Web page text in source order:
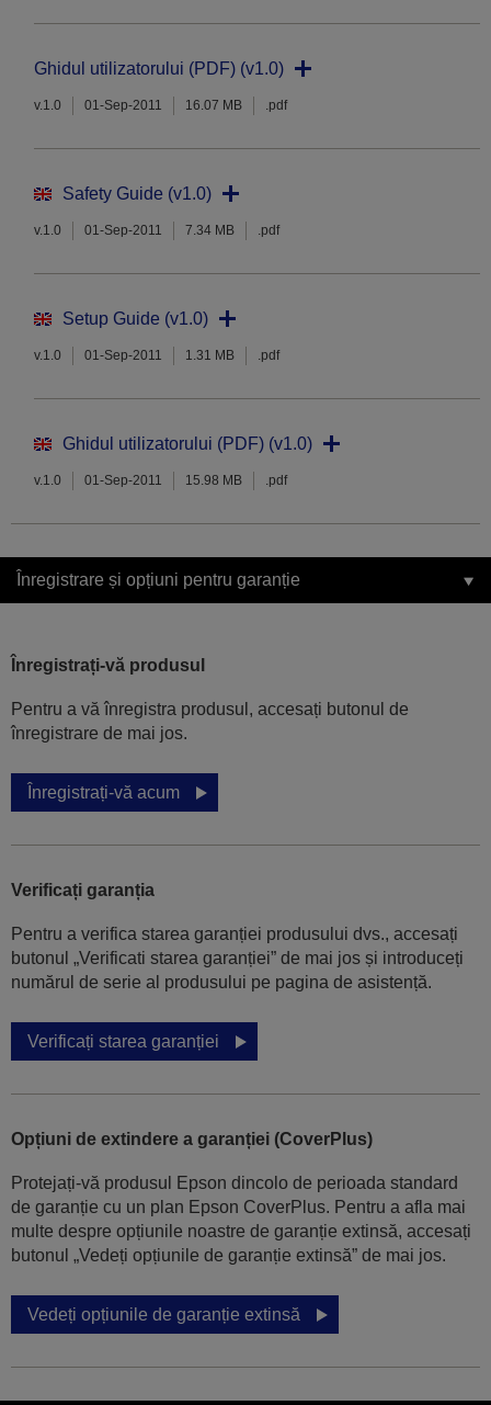
Ghidul utilizatorului (PDF) (v1.0)
v.1.0 01-Sep-2011 16.07 MB .pdf
Safety Guide (v1.0)
v.1.0 01-Sep-2011 7.34 MB .pdf
Setup Guide (v1.0)
v.1.0 01-Sep-2011 1.31 MB .pdf
Ghidul utilizatorului (PDF) (v1.0)
v.1.0 01-Sep-2011 15.98 MB .pdf
Înregistrare și opțiuni pentru garanție
Înregistrați-vă produsul
Pentru a vă înregistra produsul, accesați butonul de
înregistrare de mai jos.
Înregistrați-vă acum
Verificați garanția
Pentru a verifica starea garanției produsului dvs., accesați
butonul „Verificati starea garanției” de mai jos și introduceți
numărul de serie al produsului pe pagina de asistență.
Verificați starea garanției
Opțiuni de extindere a garanției (CoverPlus)
Protejați-vă produsul Epson dincolo de perioada standard
de garanție cu un plan Epson CoverPlus. Pentru a afla mai
multe despre opțiunile noastre de garanție extinsă, accesați
butonul „Vedeți opțiunile de garanție extinsă” de mai jos.
Vedeți opțiunile de garanție extinsă